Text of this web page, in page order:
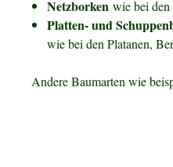
Netzborken wie bei den
Platten- und
wie bei den Platanen,
Andere Baumarten wie